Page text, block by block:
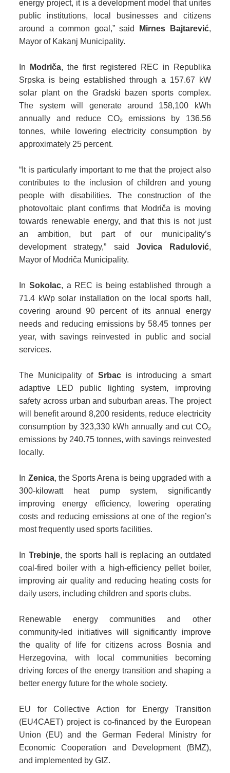
energy project, it is a development model that unites
public institutions, local businesses and citizens
around a common goal,”said Mirnes Bajtarević,
Mayor of Kakanj Municipality.
In Modriča, the first registered REC in Republika
Srpska is being established through a 157.67 kW
solar plant on the Gradski bazen sports complex.
The system will generate around 158,100 kWh
annually and reduce CO₂ emissions by 136.56
tonnes, while lowering electricity consumption by
approximately 25 percent.
“It is particularly important to me that the project also
contributes to the inclusion of children and young
people with disabilities. The construction of the
photovoltaic plant confirms that Modriča is moving
towards renewable energy, and that this is not just
an ambition, but part of our municipality’s
development strategy,” said Jovica Radulović,
Mayor of Modriča Municipality.
InSokolac, a REC is being established through a
71.4 kWp solar installation on the local sports hall,
covering around 90 percent of its annual energy
needs and reducing emissions by 58.45 tonnes per
year, with savings reinvested in public and social
services.
The Municipality of Srbacis introducing a smart
adaptive LED public lighting system, improving
safety across urban and suburban areas. The project
will benefit around 8,200 residents, reduce electricity
consumption by 323,330 kWh annually and cut CO₂
emissions by 240.75 tonnes, with savings reinvested
locally.
In Zenica, the Sports Arena is being upgraded with a
300-kilowatt heat pump system, significantly
improving energy efficiency, lowering operating
costs and reducing emissions at one of the region’s
most frequently used sports facilities.
InTrebinje, the sports hall is replacing an outdated
coal-fired boiler with a high-efficiency pellet boiler,
improving air quality and reducing heating costs for
daily users, including children and sports clubs.
Renewable energy communities and other
community-led initiatives will significantly improve
the quality of life for citizens across Bosnia and
Herzegovina, with local communities becoming
driving forces of the energy transition and shaping a
better energy future for the whole society.
EU for Collective Action for Energy Transition
(EU4CAET) project is co-financed by the European
Union (EU) and the German Federal Ministry for
Economic Cooperation and Development (BMZ),
and implemented by GIZ.